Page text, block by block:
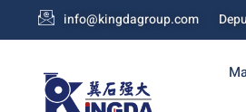
info@kingdagroup.com